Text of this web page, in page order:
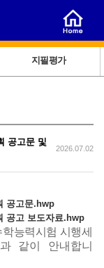
지필평가
공고문 및
2026.07.02
공고문.hwp
공고 보도자료.hwp
능력시험 시행세
같이 안내합니